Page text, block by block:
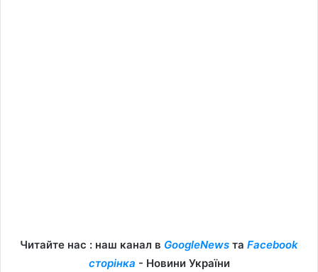
Читайте нас : наш канал в GoogleNews та Facebook
сторінка - Новини України